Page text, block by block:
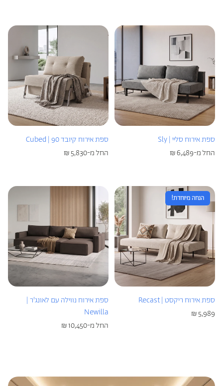
ספת אירוח סליי | Sly
מחיר
החל מ-6,489 ₪
ספת אירוח קיובד 90 | Cubed
מחיר
החל מ-5,830 ₪
הנחה מיוחדת!
ספת אירוח ריקסט | Recast
מחיר
5,989 ₪
ספת אירוח נווילה עם לאונג'ר |
Newilla
מחיר
החל מ-10,450 ₪